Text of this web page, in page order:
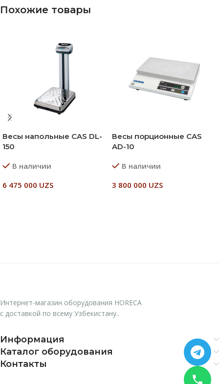
Похожие товары
Весы напольные CAS DL-
150
В наличии
6 475 000 UZS
Весы порционные CAS
AD-10
В наличии
3 800 000 UZS
Интернет-магазин оборудования HORECA
с доставкой по всему Узбекистану..
Информация
Каталог оборудования
Контакты